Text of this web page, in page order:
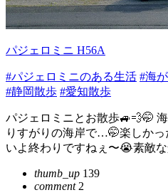
パジェロミニ H56A
#パジェロミニのある生活 #海
#静岡散歩 #愛知散歩
パジェロミニとお散歩🚙💨🤭
りすがりの海岸で…🤭楽しか
いよ終わりですねぇ〜😭素敵
thumb_up 139
comment2